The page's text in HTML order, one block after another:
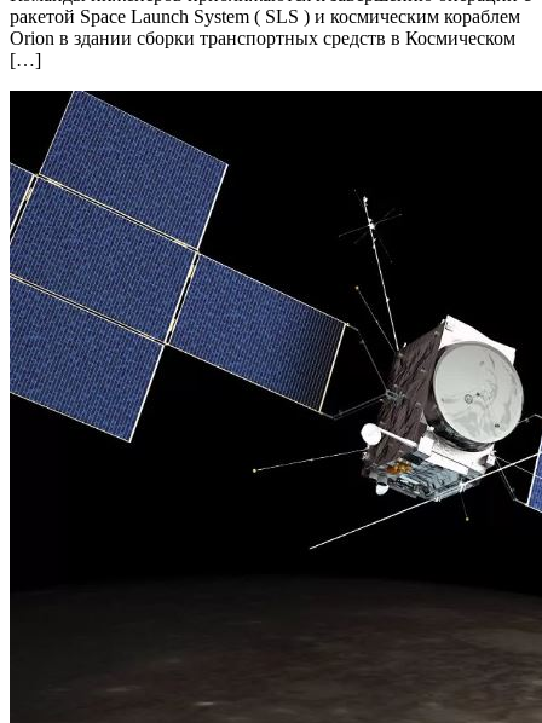
ракетой Space Launch System ( SLS ) и космическим кораблем
Orion в здании сборки транспортных средств в Космическом
[…]